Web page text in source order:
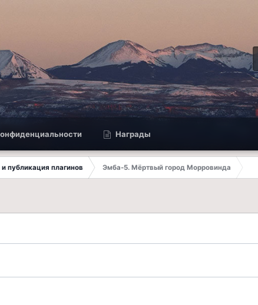
Награды
и публикация плагинов
Эмба-5. Мёртвый город Морровинда